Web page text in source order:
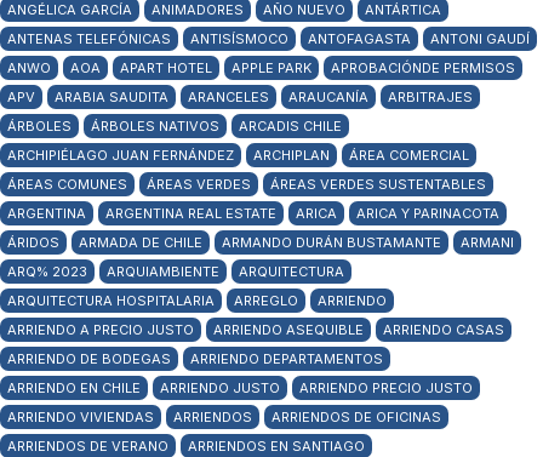
ANGÉLICA GARCÍA
ANIMADORES AÑO NUEVO
ANTÁRTICA
ANTENAS TELEFÓNICAS
ANTISÍSMOCO ANTOFAGASTA
ANTONI GAUDÍ
ANWO
AOA APART HOTEL APPLE PARK
APROBACIÓNDE PERMISOS
APV
ARABIA SAUDITA ARANCELES ARAUCANÍA
ARBITRAJES
ÁRBOLES
ÁRBOLES NATIVOS
ARCADIS CHILE
ARCHIPIÉLAGO JUAN FERNÁNDEZ
ARCHIPLAN
ÁREA COMERCIAL
ÁREAS COMUNES
ÁREAS VERDES
ÁREAS VERDES SUSTENTABLES
ARGENTINA
ARGENTINA REAL ESTATE ARICA
ARICA Y PARINACOTA
ÁRIDOS
ARMADA DE CHILE ARMANDO DURÁN BUSTAMANTE
ARMANI
ARQ% 2023
ARQUIAMBIENTE
ARQUITECTURA
ARQUITECTURA HOSPITALARIA
ARREGLO
ARRIENDO
ARRIENDO A PRECIO JUSTO
ARRIENDO ASEQUIBLE
ARRIENDO CASAS
ARRIENDO DE BODEGAS
ARRIENDO DEPARTAMENTOS
ARRIENDO EN CHILE
ARRIENDO JUSTO
ARRIENDO PRECIO JUSTO
ARRIENDO VIVIENDAS
ARRIENDOS
ARRIENDOS DE OFICINAS
ARRIENDOS DE VERANO
ARRIENDOS EN SANTIAGO